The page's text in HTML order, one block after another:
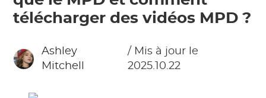
télécharger des vidéos MPD ?
Ashley
Mitchell
/ Mis à jour le
2025.10.22